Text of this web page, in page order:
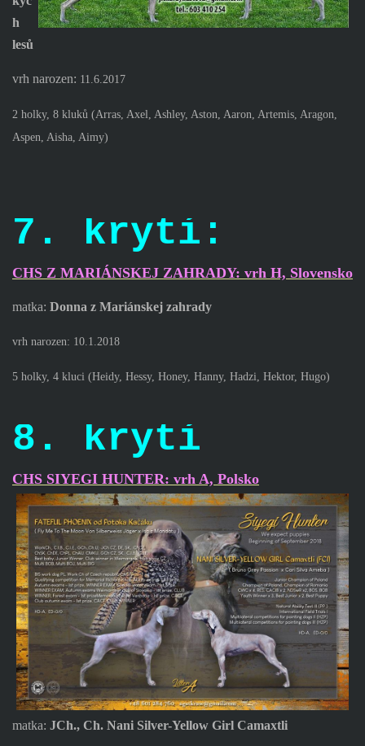
h
lesů
vrh narozen: 11.6.2017
2 holky, 8 kluků (Arras, Axel, Ashley, Aston, Aaron, Artemis, Aragon,
Aspen, Aisha, Aimy)
7. krytí:
CHS Z MARIÁNSKEJ ZAHRADY: vrh H, Slovensko
matka: Donna z Mariánskej zahrady
vrh narozen: 10.1.2018
5 holky, 4 kluci (Heidy, Hessy, Honey, Hanny, Hadzi, Hektor, Hugo)
8. krytí
CHS SIYEGI HUNTER: vrh A, Polsko
matka: JCh., Ch. Nani Silver-Yellow Girl Camaxtli